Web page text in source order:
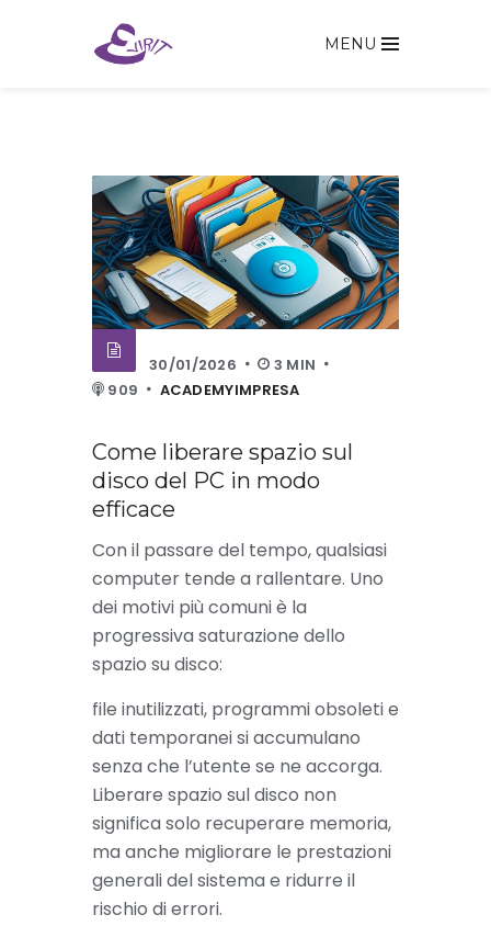
MENU
30/01/2026
3 MIN
909
ACADEMYIMPRESA
Come liberare spazio sul
disco del PC in modo
efficace
Con il passare del tempo, qualsiasi
computer tende a rallentare. Uno
dei motivi più comuni è la
progressiva saturazione dello
spazio su disco:
file inutilizzati, programmi obsoleti e
dati temporanei si accumulano
senza che l’utente se ne accorga.
Liberare spazio sul disco non
significa solo recuperare memoria,
ma anche migliorare le prestazioni
generali del sistema e ridurre il
rischio di errori.